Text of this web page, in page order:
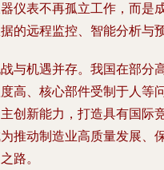
仪表不再孤立工作，而是
的远程监控、智能分析与
与机遇并存。我国在部分
高、核心部件受制于人等
创新能力，打造具有国际
推动制造业高质量发展、
路。